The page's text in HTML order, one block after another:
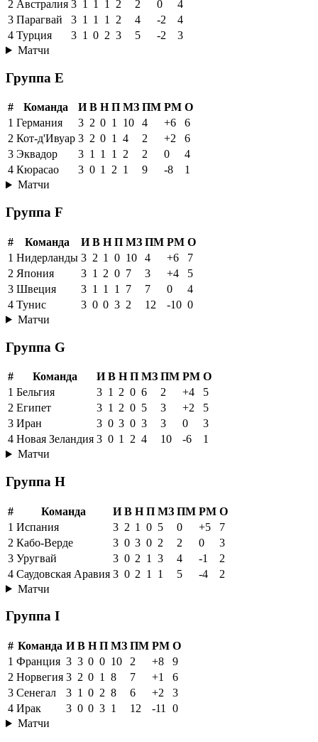
2 Австралия 3 1 1 1 2 2 0
4
3 Парагвай 3 1 1 1 2 4 -2
4
4 Турция 3 1 0 2 3 5 -2
3
Матчи
Группа E
# Команда И В Н П МЗ ПМ РМ О
1 Германия 3 2 0 1 10 4 +6
6
2 Кот-д'Ивуар 3 2 0 1 4 2 +2
6
3 Эквадор 3 1 1 1 2 2 0
4
4 Кюрасао 3 0 1 2 1 9 -8
1
Матчи
Группа F
# Команда И В Н П МЗ ПМ РМ О
1 Нидерланды 3 2 1 0 10 4 +6
7
2 Япония 3 1 2 0 7 3 +4
5
3 Швеция 3 1 1 1 7 7 0
4
4 Тунис 3 0 0 3 2 12 -10 0
Матчи
Группа G
# Команда И В Н П МЗ ПМ РМ О
1 Бельгия 3 1 2 0 6 2 +4
5
2 Египет 3 1 2 0 5 3 +2
5
3 Иран 3 0 3 0 3 3 0
3
4 Новая Зеландия 3 0 1 2 4 10 -6
1
Матчи
Группа H
# Команда И В Н П МЗ ПМ РМ О
1 Испания 3 2 1 0 5 0 +5
7
2 Кабо-Верде 3 0 3 0 2 2 0
3
3 Уругвай 3 0 2 1 3 4 -1
2
4 Саудовская Аравия 3 0 2 1 1 5 -4
2
Матчи
Группа I
# Команда И В Н П МЗ ПМ РМ О
1 Франция 3 3 0 0 10 2 +8
9
2 Норвегия 3 2 0 1 8 7 +1
6
3 Сенегал 3 1 0 2 8 6 +2
3
4 Ирак 3 0 0 3 1 12 -11
0
Матчи